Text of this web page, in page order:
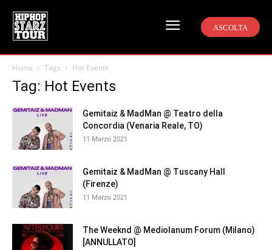
ASCOLTA
Home Tags Hot Events
Tag: Hot Events
Gemitaiz & MadMan @ Teatro della
Concordia (Venaria Reale, TO)
11 Marzo 2021
Gemitaiz & MadMan @ Tuscany Hall
(Firenze)
11 Marzo 2021
The Weeknd @ Mediolanum Forum (Milano)
[ANNULLATO]